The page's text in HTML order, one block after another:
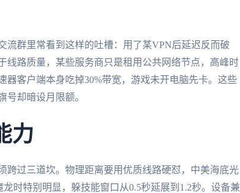
流群里常看到这样的吐槽：用了某VPN后延迟反而破
线路质量，某些服务商只是租用公共网络节点，高峰时
客户端本身吃掉30%带宽，游戏未开电脑先卡。这些
号却暗设月限额。
力
跨过三道坎。物理距离要用优质线路硬怼，中美海底光
时特别明显，躲技能窗口从0.5秒延展到1.2秒。设备兼